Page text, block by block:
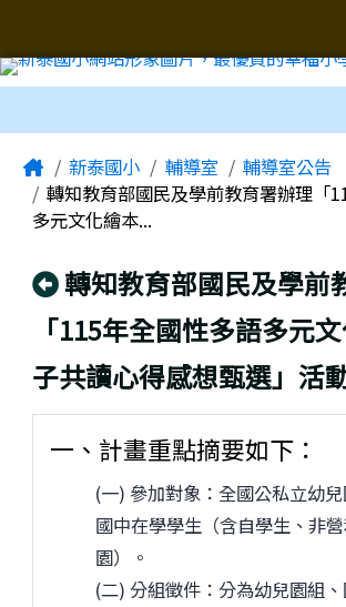
Home新泰國小 輔導室
輔導室公告
轉知教育部國民及學前教育署辦理「
多元文化繪本...
回上頁
轉知教育部國民及學前
「115年全國性多語多元
子共讀心得感想甄選」活
一、計畫重點摘要如下：
(一) 參加對象：全國公私立幼
國中在學學生（含自學生、非
園）。
(二) 分組徵件：分為幼兒園組